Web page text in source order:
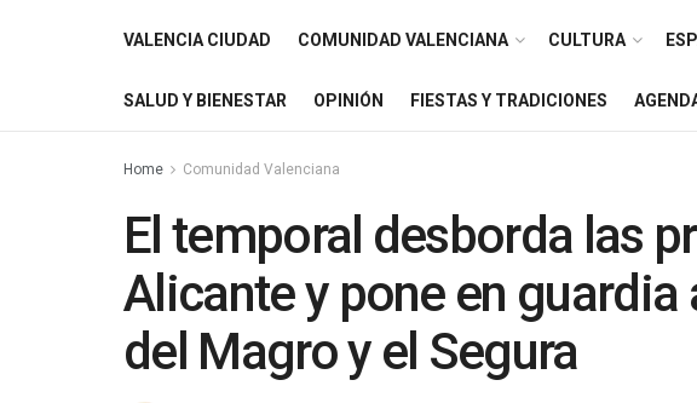
VALENCIA CIUDAD COMUNIDAD VALENCIANA CULTURA
SALUD Y BIENESTAR OPINIÓN FIESTAS Y TRADICIONES
Home Comunidad Valenciana
El temporal desborda las
Alicante y pone en guardia
del Magro y el Segura